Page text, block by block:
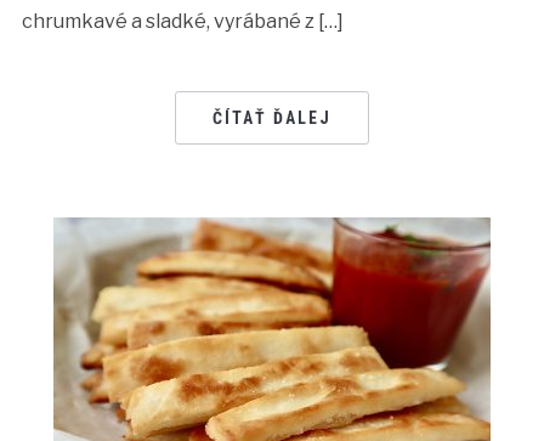
chrumkavé a sladké, vyrábané z […]
ČÍTAŤ ĎALEJ